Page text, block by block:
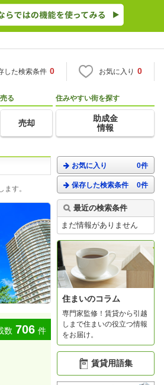
した検索条件 0 お気に入り 0
売る
売却
住みやすい街を探す
助成金
情報
す。
数 706 件
お気に入り 0件
保存した検索条件 0件
最近の検索条件
まだ情報がありません
住まいのコラム
専門家監修！賃貸から引越
しまで住まいの役立つ情報
をお届け。
賃貸用語集